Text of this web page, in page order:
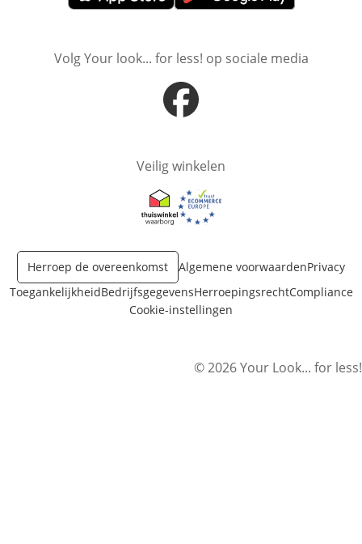
Opent in nieuw vensterOpent in nieuw venster
Volg Your look... for less! op sociale media
Opent in nieuw venster
Veilig winkelen
Opent in nieuw venster
Opent in nieuw venster
Herroep de overeenkomst Algemene voorwaardenPrivacy
ToegankelijkheidBedrijfsgegevensHerroepingsrechtCompliance
Cookie-instellingen
© 2026 Your Look... for less!